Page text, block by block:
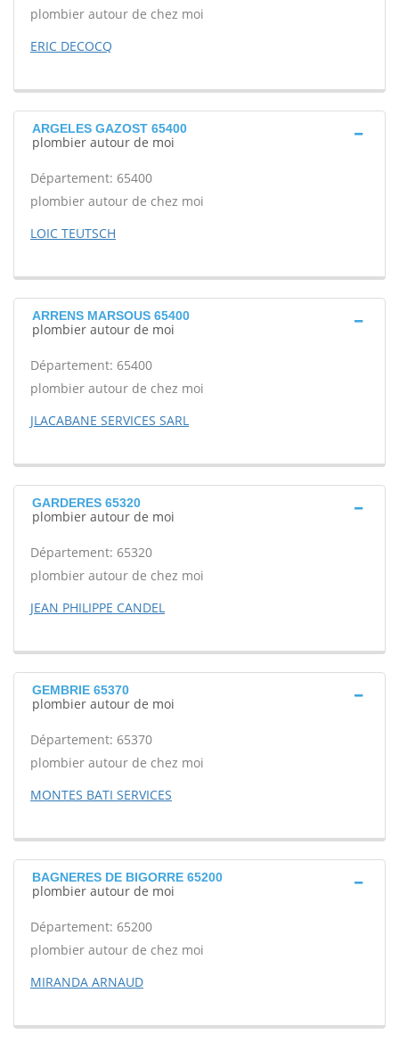
plombier autour de chez moi
ERIC DECOCQ
ARGELES GAZOST 65400
plombier autour de moi
Département: 65400
plombier autour de chez moi
LOIC TEUTSCH
ARRENS MARSOUS 65400
plombier autour de moi
Département: 65400
plombier autour de chez moi
JLACABANE SERVICES SARL
GARDERES 65320
plombier autour de moi
Département: 65320
plombier autour de chez moi
JEAN PHILIPPE CANDEL
GEMBRIE 65370
plombier autour de moi
Département: 65370
plombier autour de chez moi
MONTES BATI SERVICES
BAGNERES DE BIGORRE 65200
plombier autour de moi
Département: 65200
plombier autour de chez moi
MIRANDA ARNAUD